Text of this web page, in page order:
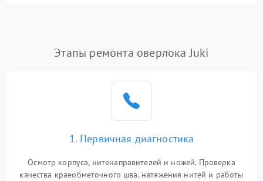
Этапы ремонта оверлока Juki
1. Первичная диагностика
Осмотр корпуса, нитенаправителей и ножей. Проверка
качества краеобметочного шва, натяжения нитей и работы